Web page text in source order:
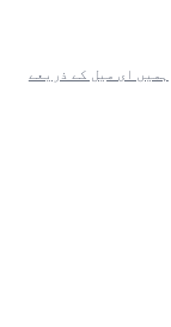
ہمیں ای میل کے ذریعے